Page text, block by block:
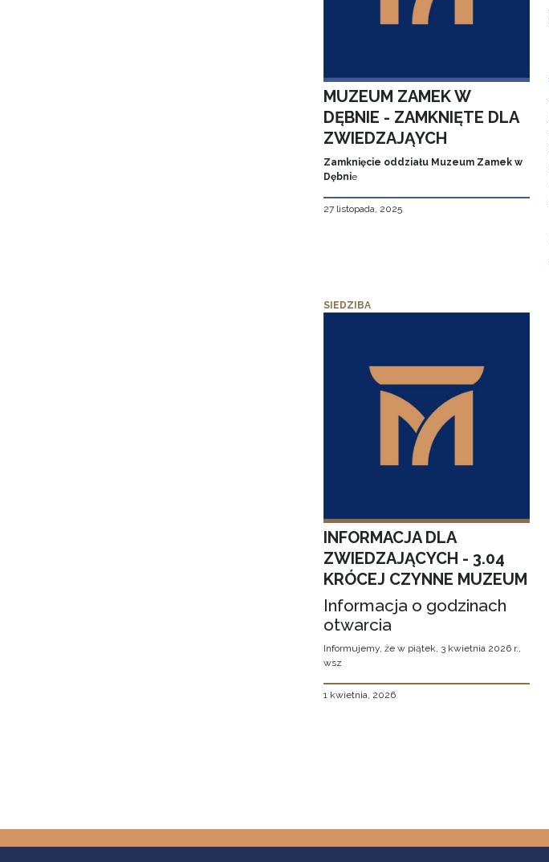
MUZEUM ZAMEK W
DĘBNIE - ZAMKNIĘTE DLA
ZWIEDZAJĄYCH
Zamknięcie oddziału Muzeum Zamek w
Dębnie
27 listopada, 2025
SIEDZIBA
INFORMACJA DLA
ZWIEDZAJĄCYCH - 3.04
KRÓCEJ CZYNNE MUZEUM
Informacja o godzinach
otwarcia
Informujemy, że w piątek, 3 kwietnia 2026 r.,
wsz
1 kwietnia, 2026